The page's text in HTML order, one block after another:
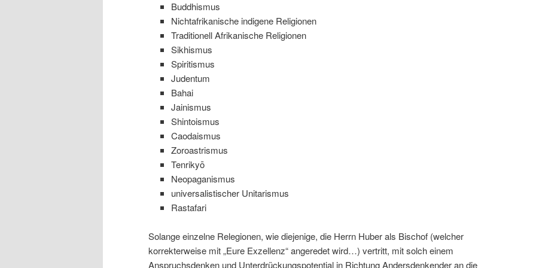
Buddhismus
Nichtafrikanische indigene Religionen
Traditionell Afrikanische Religionen
Sikhismus
Spiritismus
Judentum
Bahai
Jainismus
Shintoismus
Caodaismus
Zoroastrismus
Tenrikyō
Neopaganismus
universalistischer Unitarismus
Rastafari
Solange einzelne Relegionen, wie diejenige, die Herrn Huber als Bischof (welcher
korrekterweise mit „Eure Exzellenz“ angeredet wird…) vertritt, mit solch einem
Anspruchsdenken und Unterdrückungspotential in Richtung Andersdenkender an die